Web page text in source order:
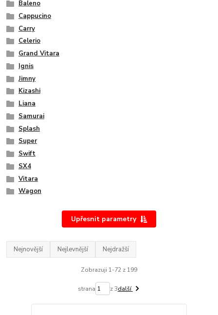
Baleno
Cappucino
Carry
Celerio
Grand Vitara
Ignis
Jimny
Kizashi
Liana
Samurai
Splash
Super
Swift
SX4
Vitara
Wagon
Upřesnit parametry
Nejnovější Nejlevnější Nejdražší
Zobrazuji 1-72 z 199
strana z 3další